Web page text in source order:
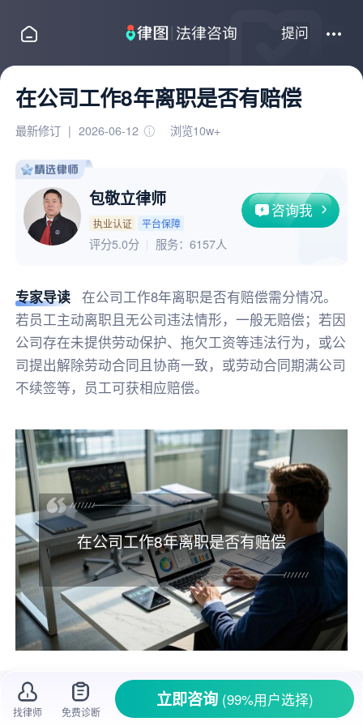
提问
在公司工作8年离职是否有赔偿
最新修订 | 2026-06-12 浏览10w+
包敬立律师
执业认证 平台保障
咨询我
评分5.0分 服务： 6157人
专家导读
在公司工作8年离职是否有赔偿需分情况。
若员工主动离职且无公司违法情形，一般无赔偿；若因
公司存在未提供劳动保护、拖欠工资等违法行为，或公
司提出解除劳动合同且协商一致，或劳动合同期满公司
不续签等，员工可获相应赔偿。
在公司工作8年离职是否有赔偿
在职场上摸爬滚打多年，很多人都在一家公
司一干就是好几年。就说工作8年这种情况，要
找律师 免费诊断
立即咨询 (99%用户选择)